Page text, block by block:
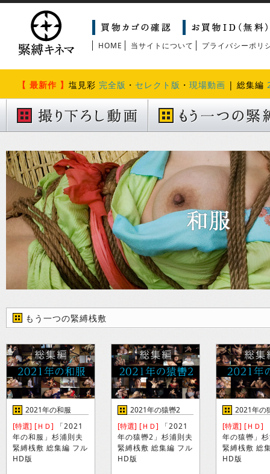
HOME 当サイトについて プライバシーポリ
【 最新作 】 塩見彩 完全版 ・ セレクト版 ・ 現場動画 | 総集編
もう一つの緊縛桟敷
2021年の和服
[特選] [ＨＤ] 「2021
年の和服」杉浦則夫
緊縛桟敷 総集編 フル
HD版
2021年の猿轡2
[特選] [ＨＤ] 「2021
年の猿轡2」杉浦則夫
緊縛桟敷 総集編 フル
HD版
2021年の
[特選] [ＨＤ]
年の猿轡」
緊縛桟敷 総
HD版